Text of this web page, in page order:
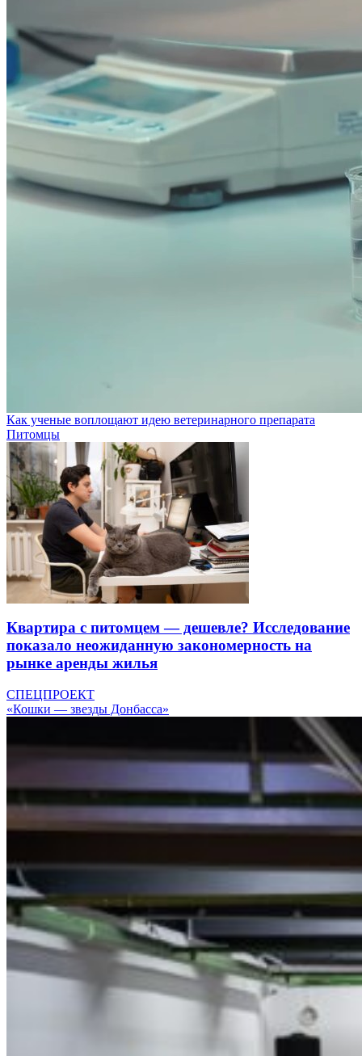
Как ученые воплощают идею ветеринарного препарата
Питомцы
Квартира с питомцем — дешевле? Исследование
показало неожиданную закономерность на
рынке аренды жилья
СПЕЦПРОЕКТ
«Кошки — звезды Донбасса»